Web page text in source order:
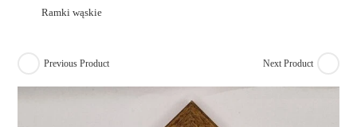
Previous Product Next Product
Ramki wąskie